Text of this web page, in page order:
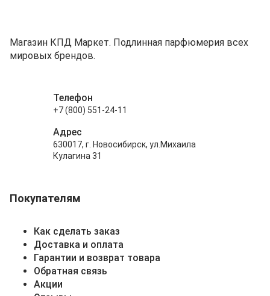
Магазин КПД Маркет. Подлинная парфюмерия всех
мировых брендов.
Покупателям
Как сделать заказ
Доставка и оплата
Гарантии и возврат товара
Обратная связь
Акции
Телефон
+7 (800) 551-24-11
Адрес
630017, г. Новосибирск, ул.Михаила
Кулагина 31